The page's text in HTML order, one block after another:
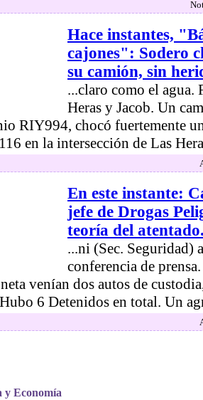
Hace instantes,
cajones": Sodero
su camión, sin
...claro como el agua.
Heras y Jacob. Un
RIY994, chocó fuertemente
en la intersección de Las
En este instante:
jefe de Drogas
teoría del
...ni (Sec. Seguridad)
conferencia de
venían dos autos de
6 Detenidos en total. Un
y Economía